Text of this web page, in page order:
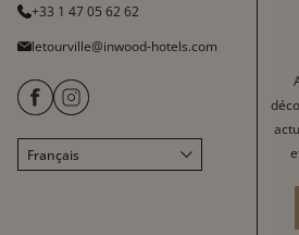
+33 1 47 05 62 62
letourville@inwood-hotels.com
Français
English